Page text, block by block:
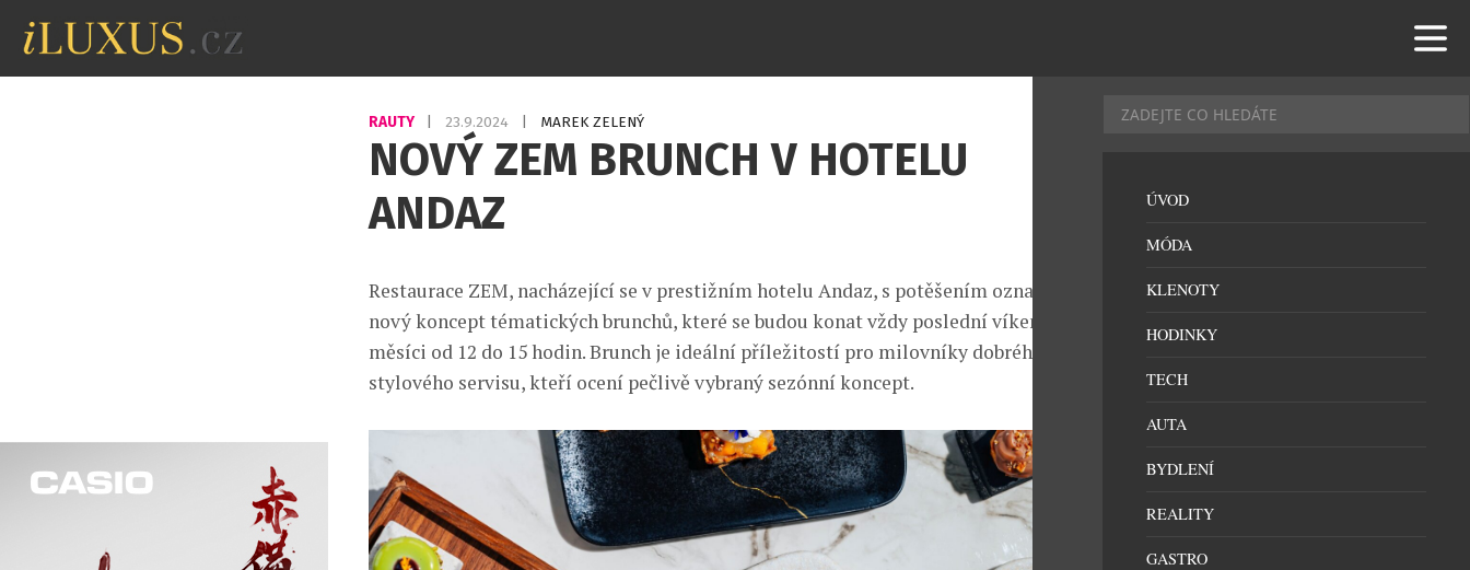
RAUTY 23.9.2024 MAREK ZELENÝ
NOVÝ ZEM BRUNCH V HOTELU
ANDAZ
Restaurace ZEM, nacházející se v prestižním hotelu Andaz, s potěšením oznamuje
nový koncept tématických brunchů, které se budou konat vždy poslední víkend v
měsíci od 12 do 15 hodin. Brunch je ideální příležitostí pro milovníky dobrého jídla a
stylového servisu, kteří ocení pečlivě vybraný sezónní koncept.
ÚVOD
MÓDA
KLENOTY
HODINKY
TECH
AUTA
BYDLENÍ
REALITY
GASTRO